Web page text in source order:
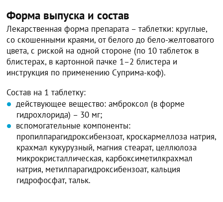
Форма выпуска и состав
Лекарственная форма препарата – таблетки: круглые,
со скошенными краями, от белого до бело-желтоватого
цвета, с риской на одной стороне (по 10 таблеток в
блистерах, в картонной пачке 1–2 блистера и
инструкция по применению Суприма-коф).
Состав на 1 таблетку:
действующее вещество: амброксол (в форме
гидрохлорида) – 30 мг;
вспомогательные компоненты:
пропилпарагидроксибензоат, кроскармеллоза натрия,
крахмал кукурузный, магния стеарат, целлюлоза
микрокристаллическая, карбоксиметилкрахмал
натрия, метилпарагидроксибензоат, кальция
гидрофосфат, тальк.